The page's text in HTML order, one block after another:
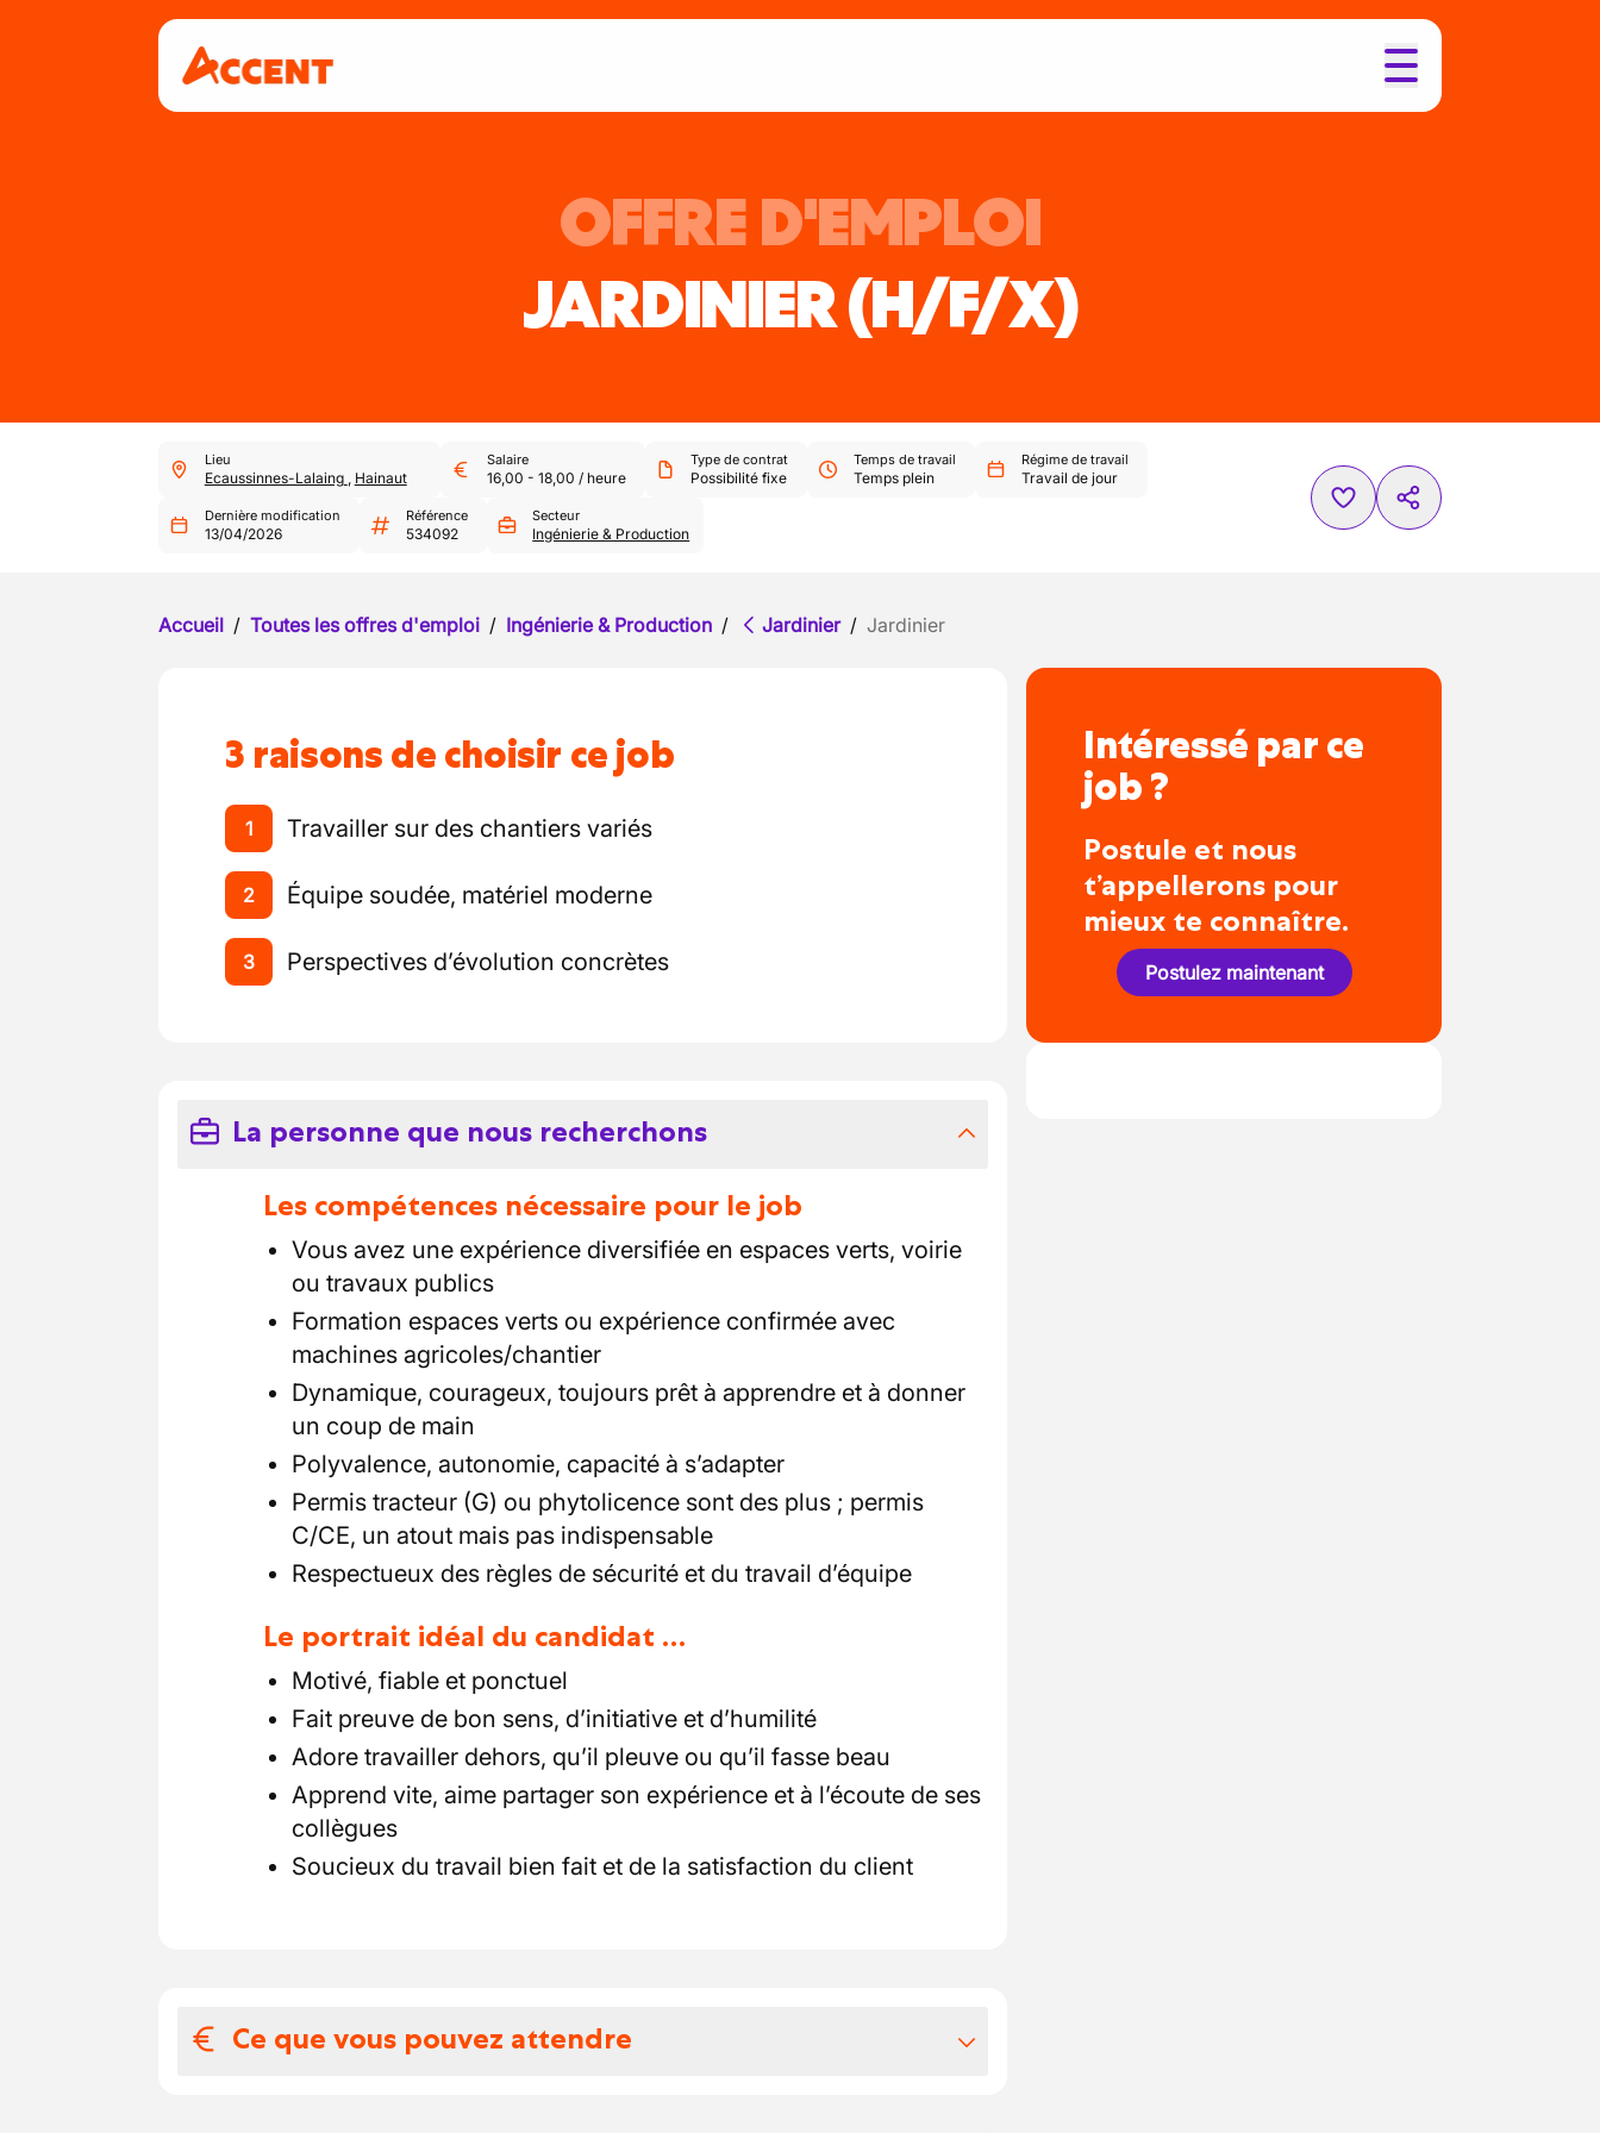
OFFRE D'EMPLOI
JARDINIER(H/F/X)
Lieu
Ecaussinnes-Lalaing , Hainaut
Salaire
16,00 - 18,00 / heure
Type de contrat
Possibilité fixe
Temps de travail
Temps plein
Régime de travail
Travail de jour
Dernière modification
13/04/2026
Référence
534092
Secteur
Ingénierie & Production
Accueil / Toutes les offres d'emploi / Ingénierie & Production / Jardinier / Jardinier
3 raisons de choisir ce job
1 Travailler sur des chantiers variés
2 Équipe soudée, matériel moderne
3 Perspectives d’évolution concrètes
La personne que nous recherchons
Les compétences nécessaire pour le job
Vous avez une expérience diversifiée en espaces verts, voirie
ou travaux publics
Formation espaces verts ou expérience confirmée avec
machines agricoles/chantier
Dynamique, courageux, toujours prêt à apprendre et à donner
un coup de main
Polyvalence, autonomie, capacité à s’adapter
Permis tracteur (G) ou phytolicence sont des plus ; permis
C/CE, un atout mais pas indispensable
Respectueux des règles de sécurité et du travail d’équipe
Le portrait idéal du candidat …
Motivé, fiable et ponctuel
Fait preuve de bon sens, d’initiative et d’humilité
Adore travailler dehors, qu’il pleuve ou qu’il fasse beau
Apprend vite, aime partager son expérience et à l’écoute de ses
collègues
Soucieux du travail bien fait et de la satisfaction du client
Ce que vous pouvez attendre
Intéressé par ce
job ?
Postule et nous
t’appellerons pour
mieux te connaître.
Postulez maintenant